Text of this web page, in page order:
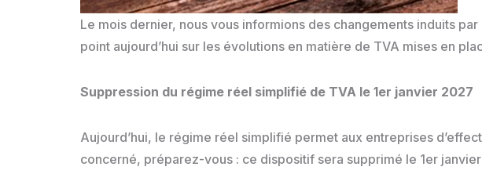
Le mois dernier, nous vous informions des changements induits
point aujourd’hui sur les évolutions en matière de TVA mises en
Suppression du régime réel simplifié de TVA le 1er janvier 2027
Aujourd’hui, le régime réel simplifié permet aux entreprises
concerné, préparez-vous : ce dispositif sera supprimé le 1er